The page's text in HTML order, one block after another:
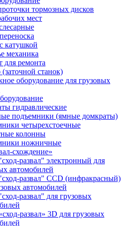
тормозных дисков
мест
катушкой
механика
для ремонта
станок)
оборудование для грузовых
гидравлические
подъемники (ямные домкраты)
четырехстоечные
колонны
ножничные
схождение»
развал" электронный для
автомобилей
развал" CCD (инфракрасный)
автомобилей
развал" для грузовых
развал» 3D для грузовых